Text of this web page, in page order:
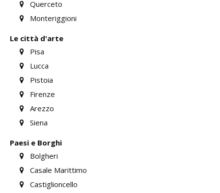
Querceto
Monteriggioni
Le città d'arte
Pisa
Lucca
Pistoia
Firenze
Arezzo
Siena
Paesi e Borghi
Bolgheri
Casale Marittimo
Castiglioncello